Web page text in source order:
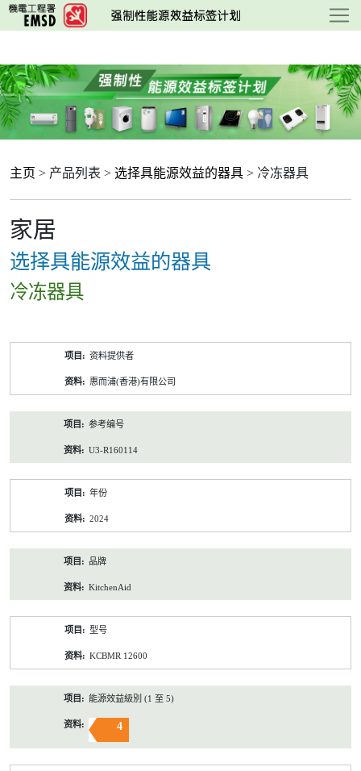
跳
至
要
内
容
主页 > 产品列表 > 选择具能源效益的器具 > 冷冻器具
家居
选择具能源效益的器具
冷冻器具
资料提供者
惠而浦(香港)有限公司
参考编号
U3-R160114
年份
2024
品牌
KitchenAid
型号
KCBMR 12600
能源效益級別 (1 至 5)
4